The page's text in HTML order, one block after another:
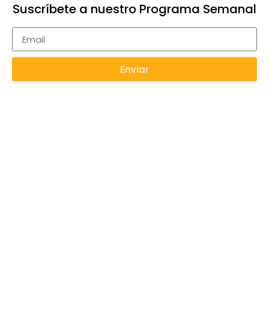
Suscríbete a nuestro Programa Semanal
Enviar